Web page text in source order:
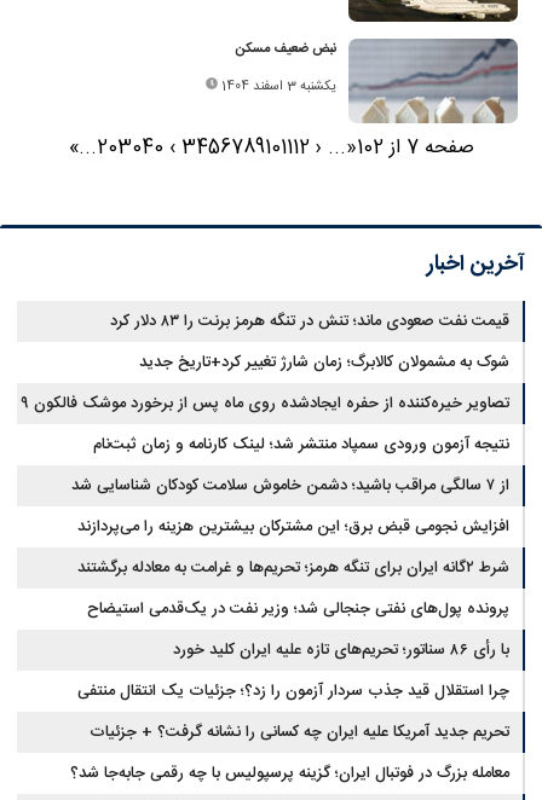
نبض ضعیف مسکن
یکشنبه 3 اسفند 1404
صفحه 7 از 102 «
...
‹
3456789101112
›
203040
...
»
آخرین اخبار
قیمت نفت صعودی ماند؛ تنش در تنگه هرمز برنت را ۸۳ دلار کرد
شوک به مشمولان کالابرگ؛ زمان شارژ تغییر کرد+تاریخ جدید
تصاویر خیره‌کننده از حفره ایجادشده روی ماه پس از برخورد موشک فالکون ۹
نتیجه آزمون ورودی سمپاد منتشر شد؛ لینک کارنامه و زمان ثبت‌نام
از ۷ سالگی مراقب باشید؛ دشمن خاموش سلامت کودکان شناسایی شد
افزایش نجومی قبض برق؛ این مشترکان بیشترین هزینه را می‌پردازند
شرط ۲گانه ایران برای تنگه هرمز؛ تحریم‌ها و غرامت به معادله برگشتند
پرونده پول‌های نفتی جنجالی شد؛ وزیر نفت در یک‌قدمی استیضاح
با رأی ۸۶ سناتور؛ تحریم‌های تازه علیه ایران کلید خورد
چرا استقلال قید جذب سردار آزمون را زد؟؛ جزئیات یک انتقال منتفی
تحریم جدید آمریکا علیه ایران چه کسانی را نشانه گرفت؟ + جزئیات
معامله بزرگ در فوتبال ایران؛ گزینه پرسپولیس با چه رقمی جابه‌جا شد؟